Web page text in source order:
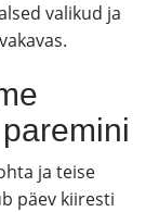
valikud ja
ja teise
päev kiiresti